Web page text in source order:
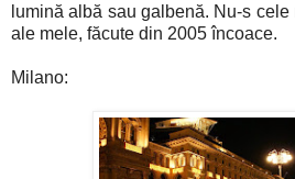
lumină albă sau galbenă. Nu-s
ale mele, făcute din 2005 încoace.
Milano: